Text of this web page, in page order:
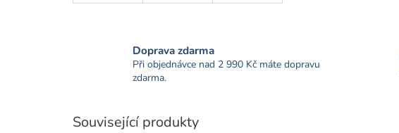
Doprava zdarma
Při objednávce nad 2 990 Kč máte dopravu
zdarma.
Související produkty